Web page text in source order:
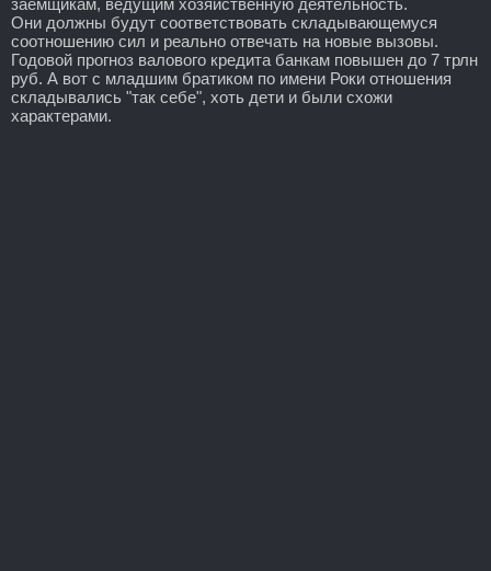
Они должны будут соответствовать складывающемуся
соотношению сил и реально отвечать на новые вызовы.
Годовой прогноз валового кредита банкам повышен до 7 трлн
руб. А вот с младшим братиком по имени Роки отношения
складывались "так себе", хоть дети и были схожи
характерами.